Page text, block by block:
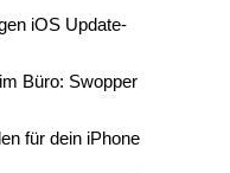
iOS Update-
Büro: Swopper
für dein iPhone